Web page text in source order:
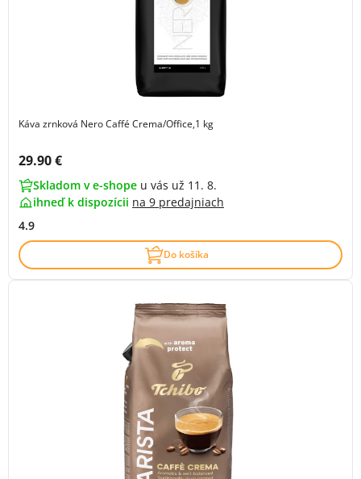
Káva zrnková Nero Caffé Crema/Office,1 kg
Cena s DPH:
29.90 €
Skladom v e-shope u vás už 11. 8.
ihneď k dispozícii na 9 predajniach
4.9
Do košíka